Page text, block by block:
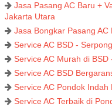
Jasa Pasang AC Baru +
Jakarta Utara
Jasa Bongkar Pasang
Service AC BSD -
Service AC Murah di
Service AC BSD
Service AC Pondok
Service AC Terbaik di